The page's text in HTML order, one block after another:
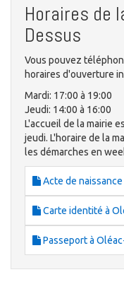
Horaires de
Dessus
Vous pouvez
horaires d'ouverture
Mardi: 17:00 à 19:00
Jeudi: 14:00 à 16:00
L'accueil de la mairie
jeudi. L'horaire de la
les démarches en
Acte de
Carte identité à
Passeport à